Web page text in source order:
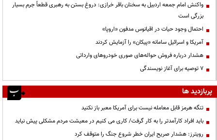
واکنش امام جمعه اردبیل به سخنان باقر خرازی: دروغ بستن به رهبری قطعاً جرم بسیار
بزرگی است
احتمال وجود حیات در اقیانوس مدفون «اروپا»
آمریکا و اسرائیل سامانه «پیکان» را آزمایش کردند
هشدار درباره فروش حواله‌های صوری خودروهای وارداتی
۷ توصیه برای آغاز نویسندگی
پربازدید ها
تنگه هرمز قابل معامله نیست برای آمریکا معبر باز نکنید
باید افراد کارآمدتر را به کار گرفت/ کاری می کنیم در معیشت مردم مشکلی پیش نیاید
رویترز: هشدار صریح ایران خطر شروع جنگ را متوقف کرد